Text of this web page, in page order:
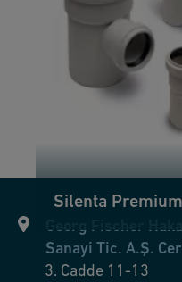
Silenta Premium
Georg Fischer
Sanayi Tic. A.Ş.
3. Cadde 11-13